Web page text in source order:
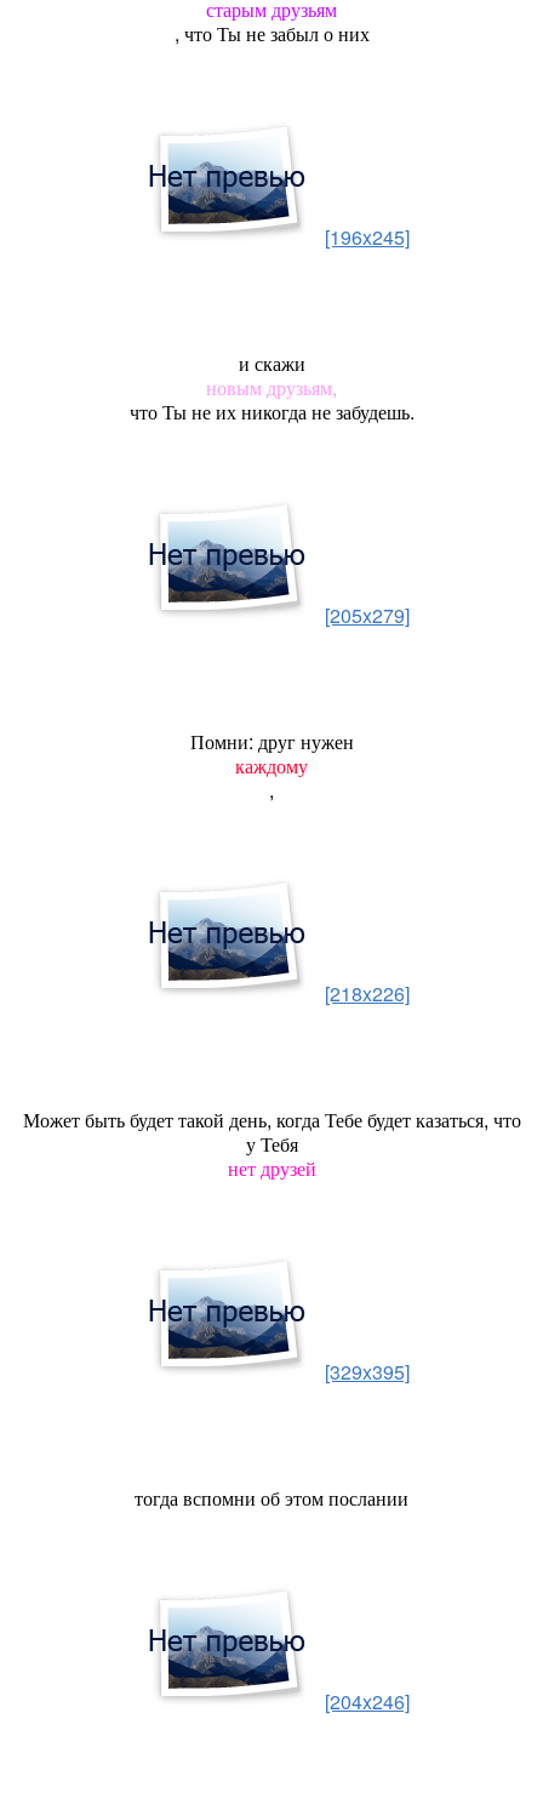
старым друзьям
, что Ты не забыл о них
[196x245]
и скажи
новым друзьям,
что Ты не их никогда не забудешь.
[205x279]
Помни: друг нужен
каждому
,
[218x226]
Может быть будет такой день, когда Тебе будет казаться, что
у Тебя
нет друзей
[329x395]
тогда вспомни об этом послании
[204x246]